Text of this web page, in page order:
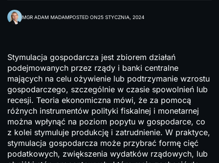
MGR ADAM MADAMPOSTED ON25 STYCZNIA, 2024
Stymulacja gospodarcza jest zbiorem działań
podejmowanych przez rządy i banki centralne
mających na celu ożywienie lub podtrzymanie wzrostu
gospodarczego, szczególnie w czasie spowolnień lub
recesji. Teoria ekonomiczna mówi, że za pomocą
różnych instrumentów polityki fiskalnej i monetarnej
można wpłynąć na poziom popytu w gospodarce, co
z kolei stymuluje produkcję i zatrudnienie. W praktyce,
stymulacja gospodarcza może przybrać formę cięć
podatkowych, zwiększenia wydatków rządowych, lub